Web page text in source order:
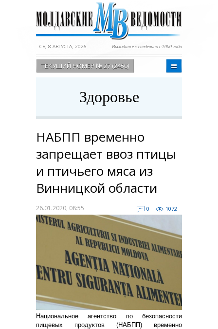
СБ, 8 АВГУСТА, 2026 Выходит еженедельно с 2000 года
ТЕКУЩИЙ НОМЕР № 27 (2450)
Здоровье
НАБПП временно
запрещает ввоз птицы
и птичьего мяса из
Винницкой области
26.01.2020, 08:55 0 1072
Национальное агентство по безопасности
пищевых продуктов (НАБПП) временно